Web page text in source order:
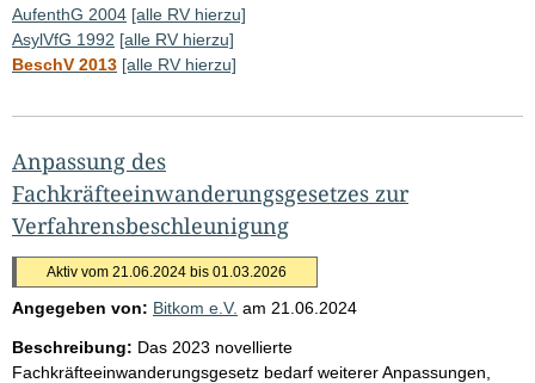
AufenthG 2004 [alle RV hierzu]
AsylVfG 1992 [alle RV hierzu]
BeschV 2013 [alle RV hierzu]
Anpassung des
Fachkräfteeinwanderungsgesetzes zur
Verfahrensbeschleunigung
Aktiv vom 21.06.2024 bis 01.03.2026
Angegeben von: Bitkom e.V. am 21.06.2024
Beschreibung: Das 2023 novellierte
Fachkräfteeinwanderungsgesetz bedarf weiterer Anpassungen,